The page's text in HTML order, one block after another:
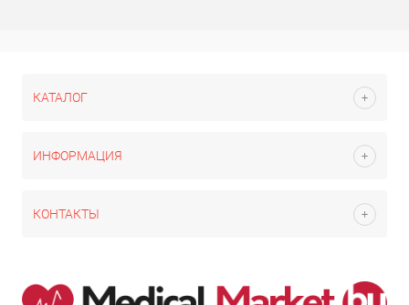
КАТАЛОГ
ИНФОРМАЦИЯ
КОНТАКТЫ